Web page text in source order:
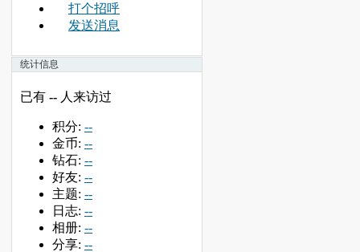
打个招呼
发送消息
统计信息
已有 -- 人来访过
积分: --
金币: --
钻石: --
好友: --
主题: --
日志: --
相册: --
分享: --